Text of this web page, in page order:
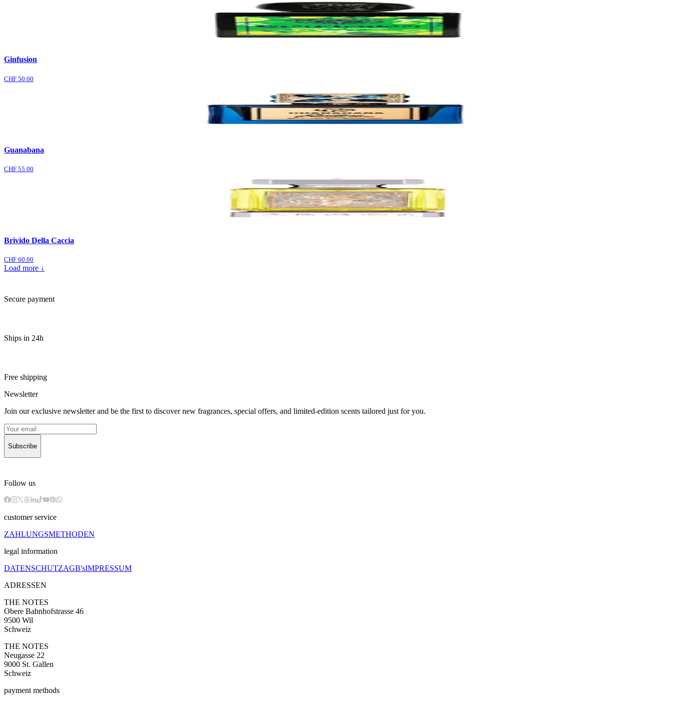
Ginfusion
CHF 50.00
Guanabana
CHF 55.00
Brivido Della Caccia
CHF 60.00
Load more ↓
Secure payment
Ships in 24h
Free shipping
Newsletter
Join our exclusive newsletter and be the first to discover new fragrances, special offers, and limited-edition scents tailored just for you.
Subscribe
Follow us
customer service
ZAHLUNGSMETHODEN
legal information
DATENSCHUTZAGB'sIMPRESSUM
ADRESSEN
THE NOTES
Obere Bahnhofstrasse 46
9500 Wil
Schweiz
THE NOTES
Neugasse 22
9000 St. Gallen
Schweiz
payment methods